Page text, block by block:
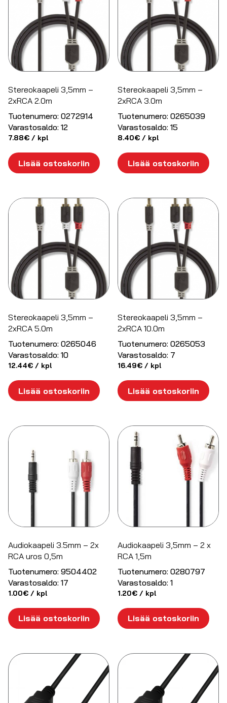
Stereokaapeli 3,5mm –
2xRCA 2.0m
Tuotenumero: 0272914
Varastosaldo: 12
7.88€ / kpl
Lisää ostoskoriin
Stereokaapeli 3,5mm –
2xRCA 3.0m
Tuotenumero: 0265039
Varastosaldo: 15
8.40€ / kpl
Lisää ostoskoriin
Stereokaapeli 3,5mm –
2xRCA 5.0m
Tuotenumero: 0265046
Varastosaldo: 10
12.44€ / kpl
Lisää ostoskoriin
Stereokaapeli 3,5mm –
2xRCA 10.0m
Tuotenumero: 0265053
Varastosaldo: 7
16.49€ / kpl
Lisää ostoskoriin
Audiokaapeli 3.5mm – 2x
RCA uros 0,5m
Tuotenumero: 9504402
Varastosaldo: 17
1.00€ / kpl
Lisää ostoskoriin
Audiokaapeli 3,5mm – 2 x
RCA 1,5m
Tuotenumero: 0280797
Varastosaldo: 1
1.20€ / kpl
Lisää ostoskoriin